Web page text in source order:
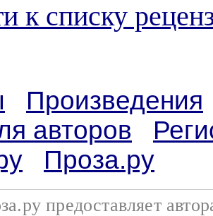
к списку
Произведения
авторов
Проза.ру
предоставляет